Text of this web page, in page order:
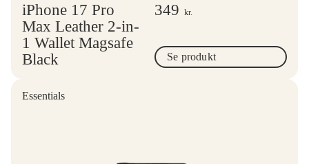
iPhone 17 Pro
Max Leather 2-in-
1 Wallet Magsafe
Black
349 kr.
Se produkt
Essentials